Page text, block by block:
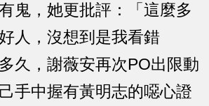
鬼，她更批評：「這麼多
人，沒想到是我看錯
久，謝薇安再次PO出限動
手中握有黃明志的噁心證